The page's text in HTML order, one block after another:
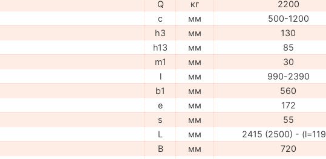
Q кг
2200
c мм
500-1200
h3 мм
130
h13 мм
85
m1 мм
30
l мм
990-2390
b1 мм
560
e мм
172
s мм
55
L мм
2415 (2500) -
B мм
720